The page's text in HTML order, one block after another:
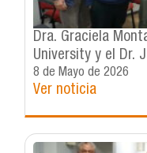
Dra. Graciela
University y el Dr.
de IDEA, fortalecen vínculos internacionales en
intensa agenda
8 de Mayo de 2026
Ver noticia